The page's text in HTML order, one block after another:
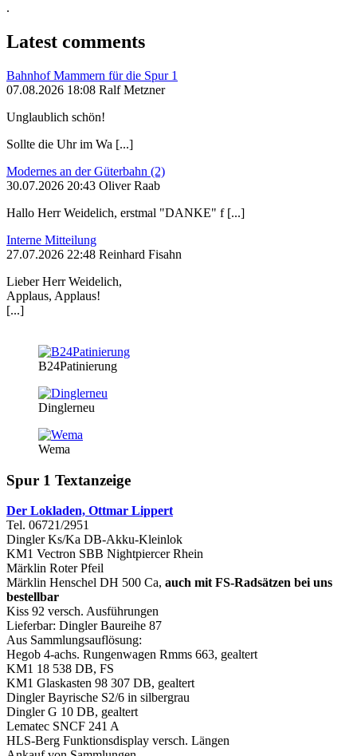
.
Latest comments
Bahnhof Mammern für die Spur 1
07.08.2026 18:08 Ralf Metzner
Unglaublich schön!
Sollte die Uhr im Wa [...]
Modernes an der Güterbahn (2)
30.07.2026 20:43 Oliver Raab
Hallo Herr Weidelich, erstmal "DANKE" f [...]
Interne Mitteilung
27.07.2026 22:48 Reinhard Fisahn
Lieber Herr Weidelich,
Applaus, Applaus!
[...]
B24Patinierung
Dinglerneu
Wema
Spur 1 Textanzeige
Der Lokladen, Ottmar Lippert
Tel. 06721/2951
Dingler Ks/Ka DB-Akku-Kleinlok
KM1 Vectron SBB Nightpiercer Rhein
Märklin Roter Pfeil
Märklin Henschel DH 500 Ca, auch mit FS-Radsätzen bei uns
bestellbar
Kiss 92 versch. Ausführungen
Lieferbar: Dingler Baureihe 87
Aus Sammlungsauflösung:
Hegob 4-achs. Rungenwagen Rmms 663, gealtert
KM1 18 538 DB, FS
KM1 Glaskasten 98 307 DB, gealtert
Dingler Bayrische S2/6 in silbergrau
Dingler G 10 DB, gealtert
Lematec SNCF 241 A
HLS-Berg Funktionsdisplay versch. Längen